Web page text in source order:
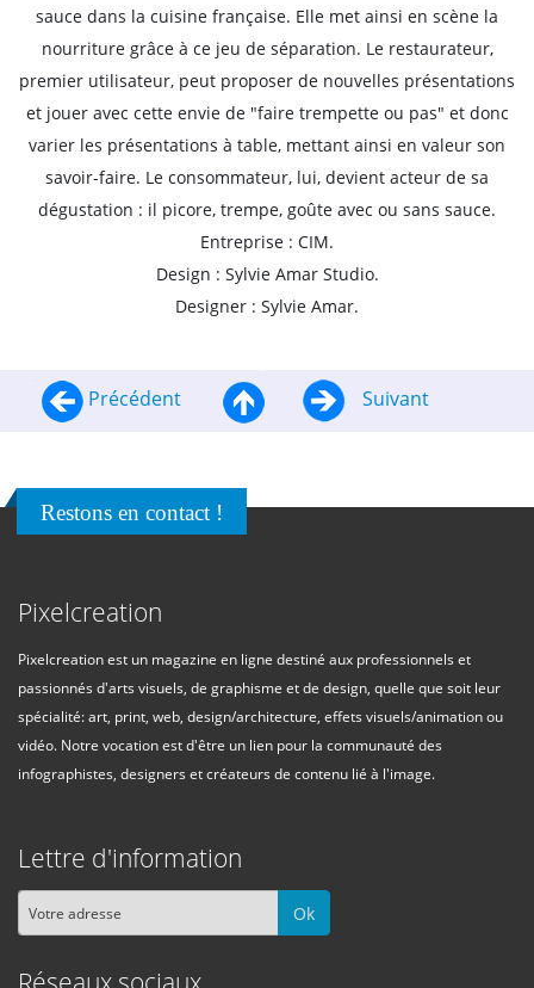
sauce dans la cuisine française. Elle met ainsi en scène la
nourriture grâce à ce jeu de séparation. Le restaurateur,
premier utilisateur, peut proposer de nouvelles présentations
et jouer avec cette envie de "faire trempette ou pas" et donc
varier les présentations à table, mettant ainsi en valeur son
savoir-faire. Le consommateur, lui, devient acteur de sa
dégustation : il picore, trempe, goûte avec ou sans sauce.
Entreprise : CIM.
Design : Sylvie Amar Studio.
Designer : Sylvie Amar.
Précédent Suivant
Restons en contact !
Pixelcreation
Pixelcreation est un magazine en ligne destiné aux professionnels et
passionnés d'arts visuels, de graphisme et de design, quelle que soit leur
spécialité: art, print, web, design/architecture, effets visuels/animation ou
vidéo. Notre vocation est d'être un lien pour la communauté des
infographistes, designers et créateurs de contenu lié à l'image.
Lettre d'information
Ok